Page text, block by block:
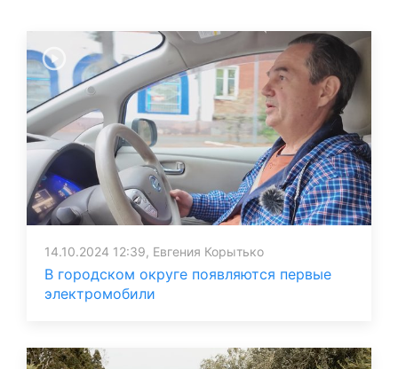
14.10.2024 12:39, Евгения Корытько
В городском округе появляются первые
электромобили